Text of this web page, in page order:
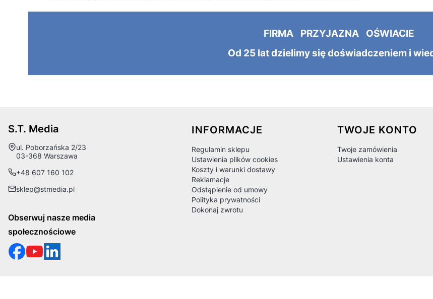
FIRMA PRZYJAZNA OŚWIACIE
Od 25 lat dzielimy się doświadczeniem i
S.T. Media
Adres:
ul. Poborzańska 2/23
03-368 Warszawa
+48 607 160 102
sklep@stmedia.pl
Obserwuj nasze media
społecznościowe
Linki w stopce
INFORMACJE
Regulamin sklepu
Ustawienia plików cookies
Koszty i warunki dostawy
Reklamacje
Odstąpienie od umowy
Polityka prywatności
Dokonaj zwrotu
TWOJE KONTO
Twoje zamówienia
Ustawienia konta